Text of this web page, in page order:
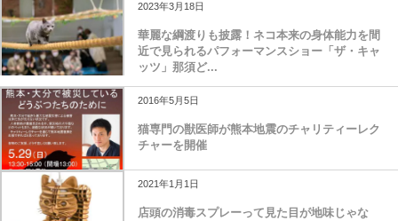
2023年3月18日
華麗な綱渡りも披露！ネコ本来の身体能力を間
近で見られるパフォーマンスショー「ザ・キャ
ッツ」那須ど...
2016年5月5日
猫専門の獣医師が熊本地震のチャリティーレク
チャーを開催
2021年1月1日
店頭の消毒スプレーって見た目が地味じゃな